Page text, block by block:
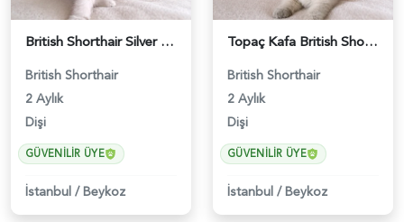
British Shorthair Silver Point Kızımız - 5228
British Shorthair
2 Aylık
Dişi
GÜVENILIR ÜYE
İstanbul /Beykoz
Topaç Kafa British Shorthair Blue Point Dişi - 5229
British Shorthair
2 Aylık
Dişi
GÜVENILIR ÜYE
İstanbul /Beykoz